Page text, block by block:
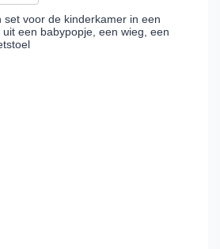
set voor de kinderkamer in een
een babypopje, een wieg, een